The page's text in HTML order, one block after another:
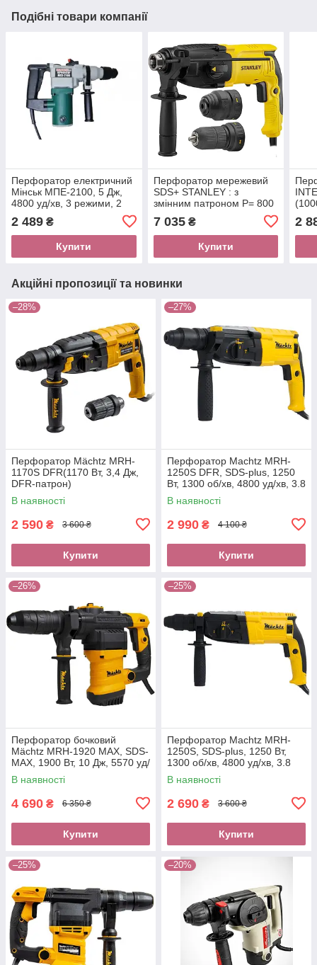
Подібні товари компанії
Перфоратор електричний
Мінськ МПЕ-2100, 5 Дж,
4800 уд/хв, 3 режими, 2
2 489 ₴
Купити
Перфоратор мережевий
SDS+ STANLEY : з
змінним патроном P= 800
7 035₴
Купити
2
Акційні пропозиції та новинки
–28%
Перфоратор Mächtz MRH-
1170S DFR(1170 Вт, 3,4 Дж,
DFR-патрон)
В наявності
2 590 ₴ 3 600 ₴
Купити
–27%
Перфоратор Machtz MRH-
1250S DFR, SDS-plus, 1250
Вт, 1300 об/хв, 4800 уд/хв, 3.8
Дж, змінний патрон DFR
В наявності
2 990 ₴ 4 100 ₴
Купити
–26%
Перфоратор бочковий
Mächtz MRH‑1920 MAX, SDS-
MAX, 1900 Вт, 10 Дж, 5570 уд/
хв, регулювання обертів,
кейс
В наявності
4 690 ₴ 6 350 ₴
Купити
–25%
Перфоратор Machtz MRH-
1250S, SDS-plus, 1250 Вт,
1300 об/хв, 4800 уд/хв, 3.8
Дж, кейс, комплект пік
В наявності
2 690 ₴ 3 600 ₴
Купити
–25% –20%